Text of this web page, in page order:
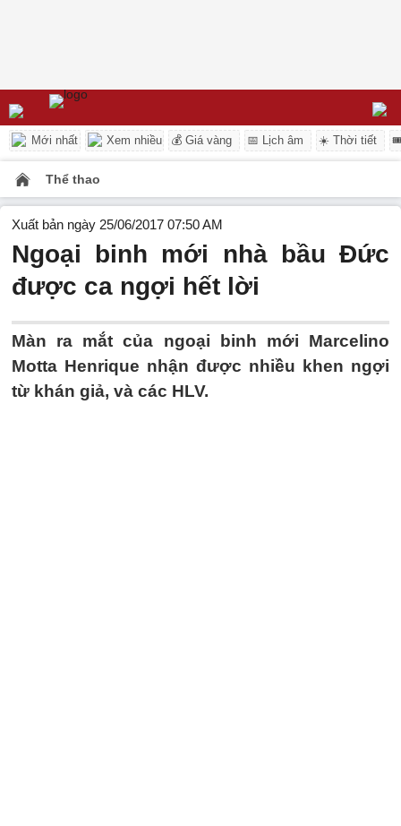
Mới nhất Xem nhiều 💰 Giá vàng 📅 Lịch âm ☀️ Thời tiết
Thể thao
Xuất bản ngày 25/06/2017 07:50 AM
Ngoại binh mới nhà bầu Đức
được ca ngợi hết lời
Màn ra mắt của ngoại binh mới Marcelino
Motta Henrique nhận được nhiều khen ngợi
từ khán giả, và các HLV.